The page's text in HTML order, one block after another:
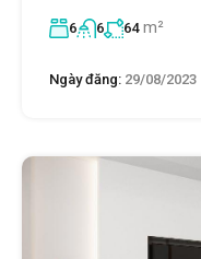
6 6 64 m²
Ngày đăng: 29/08/2023